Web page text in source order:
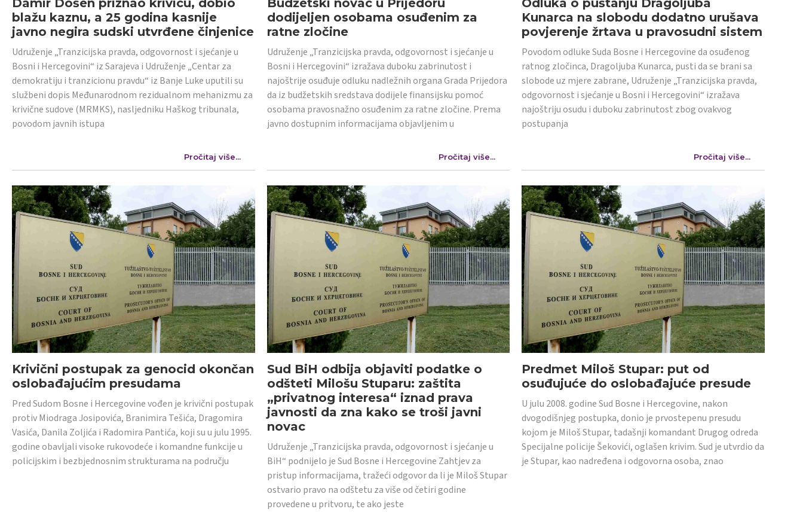
blažu kaznu, a 25 godina kasnije
javno negira sudski utvrđene činjenice
Udruženje „Tranzicijska pravda, odgovornost i sjećanje u
Bosni i Hercegovini“ iz Sarajeva i Udruženje „Centar za
demokratiju i tranzicionu pravdu“ iz Banje Luke uputili su
službeni dopis Međunarodnom rezidualnom mehanizmu za
krivične sudove (MRMKS), nasljedniku Haškog tribunala,
povodom javnih istupa
Pročitaj više...
dodijeljen osobama osuđenim za
ratne zločine
Udruženje „Tranzicijska pravda, odgovornost i sjećanje u
Bosni i Hercegovini“ izražava duboku zabrinutost i
najoštrije osuđuje odluku nadležnih organa Grada Prijedora
da iz budžetskih sredstava dodijele finansijsku pomoć
osobama pravosnažno osuđenim za ratne zločine. Prema
javno dostupnim informacijama objavljenim u
Pročitaj više...
Kunarca na slobodu dodatno urušava
povjerenje žrtava u pravosudni sistem
Povodom odluke Suda Bosne i Hercegovine da osuđenog
ratnog zločinca, Dragoljuba Kunarca, pusti da se brani sa
slobode uz mjere zabrane, Udruženje „Tranzicijska pravda,
odgovornost i sjećanje u Bosni i Hercegovini“ izražava
najoštriju osudu i duboku zabrinutost zbog ovakvog
postupanja
Pročitaj više...
Krivični postupak za genocid okončan
oslobađajućim presudama
Pred Sudom Bosne i Hercegovine vođen je krivični postupak
protiv Miodraga Josipovića, Branimira Tešića, Dragomira
Vasića, Danila Zoljića i Radomira Pantića, koji su u julu 1995.
godine obavljali visoke rukovodeće i komandne funkcije u
policijskim i bezbjednosnim strukturama na području
Sud BiH odbija objaviti podatke o
odšteti Milošu Stuparu: zaštita
„privatnog interesa“ iznad prava
javnosti da zna kako se troši javni
novac
Udruženje „Tranzicijska pravda, odgovornost i sjećanje u
BiH“ podnijelo je Sud Bosne i Hercegovine Zahtjev za
pristup informacijama, tražeći odgovor da li je Miloš Stupar
ostvario pravo na odštetu za više od četiri godine
provedene u pritvoru, te ako jeste
Predmet Miloš Stupar: put od
osuđujuće do oslobađajuće presude
U julu 2008. godine Sud Bosne i Hercegovine, nakon
dvogodišnjeg postupka, donio je prvostepenu presudu
kojom je Miloš Stupar, tadašnji komandant Drugog odreda
Specijalne policije Šekovići, oglašen krivim. Sud je utvrdio da
je Stupar, kao nadređena i odgovorna osoba, znao